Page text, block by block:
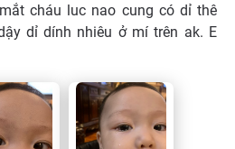
cháu luc nao cung có dỉ thê
dỉ dính nhiêu ở mí trên ak. E